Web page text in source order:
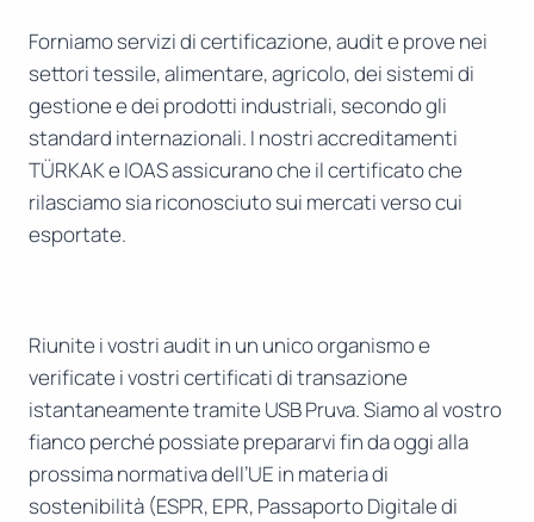
Forniamo servizi di certificazione, audit e prove nei
settori tessile, alimentare, agricolo, dei sistemi di
gestione e dei prodotti industriali, secondo gli
standard internazionali. I nostri accreditamenti
TÜRKAK e IOAS assicurano che il certificato che
rilasciamo sia riconosciuto sui mercati verso cui
esportate.
Riunite i vostri audit in un unico organismo e
verificate i vostri certificati di transazione
istantaneamente tramite USB Pruva. Siamo al vostro
fianco perché possiate prepararvi fin da oggi alla
prossima normativa dell’UE in materia di
sostenibilità (ESPR, EPR, Passaporto Digitale di